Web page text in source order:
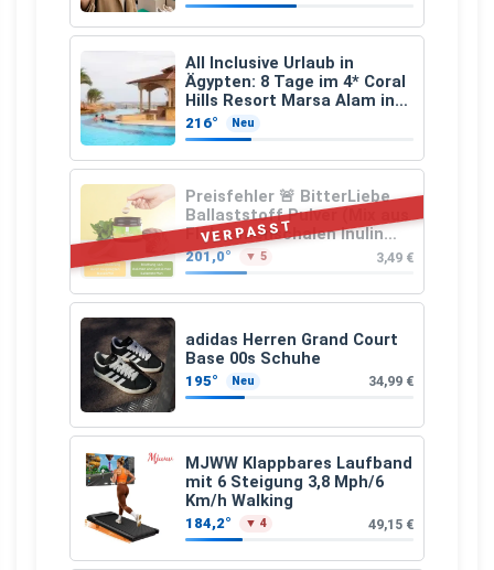
All Inclusive Urlaub in
Ägypten: 8 Tage im 4* Coral
Hills Resort Marsa Alam inkl.
Flüge ab 299 € p.P.
216° Neu
VERPASST
Preisfehler 🚨 BitterLiebe
Ballaststoff Pulver (Mix aus
Flohsamenschalen Inulin
(Präbiotika) Leinsamen &
Apfelfaser)
201,0° ▼ 5 3,49 €
adidas Herren Grand Court
Base 00s Schuhe
195° Neu 34,99 €
MJWW Klappbares Laufband
mit 6 Steigung 3,8 Mph/6
Km/h Walking
184,2° ▼ 4 49,15 €